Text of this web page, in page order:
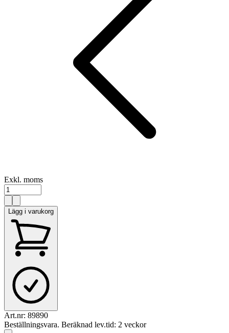
Exkl. moms
Lägg i varukorg
Art.nr: 89890
Beställningsvara. Beräknad lev.tid: 2 veckor